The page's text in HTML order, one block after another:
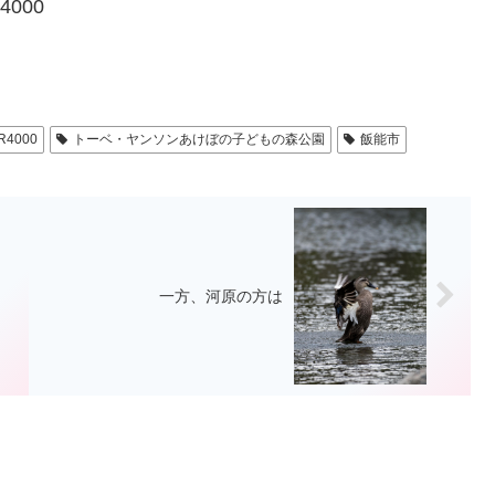
トーベ・ヤンソンあけぼの子どもの森公園 飯能市
一方、河原の方は